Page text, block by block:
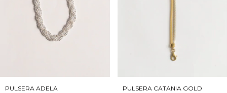
PULSERA ADELA PULSERA CATANIA GOLD